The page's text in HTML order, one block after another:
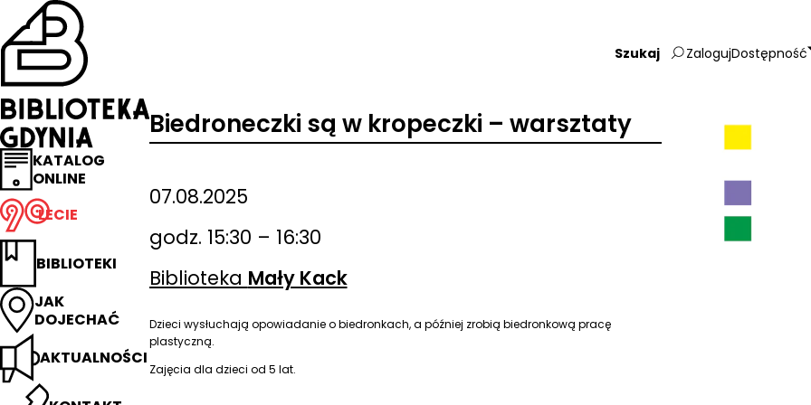
Przejdź
na
stronę
główną
Biblioteka
Gdynia
KATALOG
ONLINE
LECIE
BIBLIOTEKI
JAK
DOJECHAĆ
AKTUALNOŚCI
Wpisz
ZalogujDostępność
Biedroneczki są w kropeczki – warsztaty
07.08.2025
godz. 15:30 – 16:30
Biblioteka Mały Kack
Dzieci wysłuchają opowiadanie o biedronkach, a później zrobią biedronkową pracę
plastyczną.
Zajęcia dla dzieci od 5 lat.